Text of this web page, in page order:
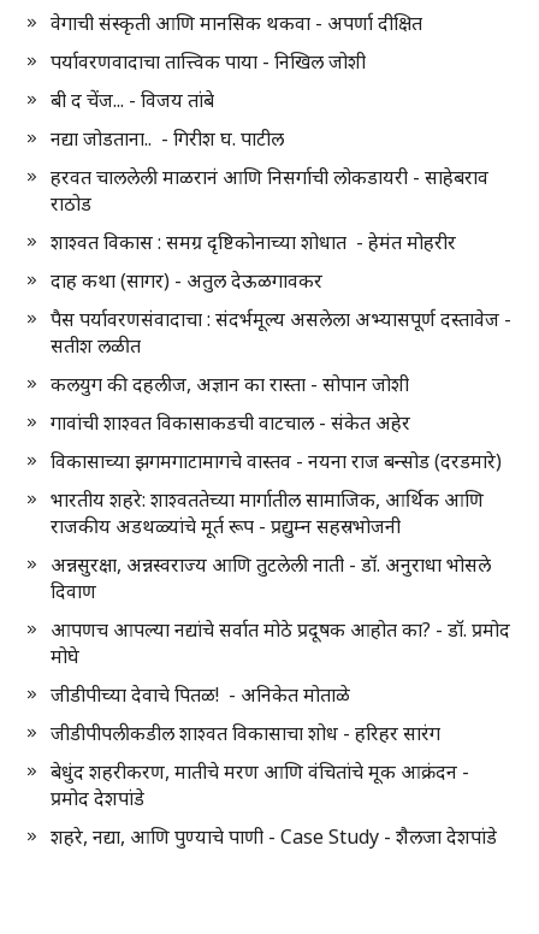
वेगाची संस्कृती आणि मानसिक थकवा - अपर्णा दीक्षित
पर्यावरणवादाचा तात्त्विक पाया - निखिल जोशी
बी द चेंज... - विजय तांबे
नद्या जोडताना.. - गिरीश घ. पाटील
हरवत चाललेली माळरानं आणि निसर्गाची लोकडायरी - साहेबराव
राठोड
शाश्वत विकास : समग्र दृष्टिकोनाच्या शोधात - हेमंत मोहरीर
दाह कथा (सागर) - अतुल देऊळगावकर
पैस पर्यावरणसंवादाचा : संदर्भमूल्य असलेला अभ्यासपूर्ण दस्तावेज -
सतीश लळीत
कलयुग की दहलीज, अज्ञान का रास्ता - सोपान जोशी
गावांची शाश्वत विकासाकडची वाटचाल - संकेत अहेर
विकासाच्या झगमगाटामागचे वास्तव - नयना राज बन्सोड (दरडमारे)
भारतीय शहरे: शाश्वततेच्या मार्गातील सामाजिक, आर्थिक आणि
राजकीय अडथळ्यांचे मूर्त रूप - प्रद्युम्न सहस्रभोजनी
अन्नसुरक्षा, अन्नस्वराज्य आणि तुटलेली नाती - डॉ. अनुराधा भोसले
दिवाण
आपणच आपल्या नद्यांचे सर्वात मोठे प्रदूषक आहोत का? - डॉ. प्रमोद
मोघे
जीडीपीच्या देवाचे पितळ! - अनिकेत मोताळे
जीडीपीपलीकडील शाश्वत विकासाचा शोध - हरिहर सारंग
बेधुंद शहरीकरण, मातीचे मरण आणि वंचितांचे मूक आक्रंदन -
प्रमोद देशपांडे
शहरे, नद्या, आणि पुण्याचे पाणी - Case Study - शैलजा देशपांडे